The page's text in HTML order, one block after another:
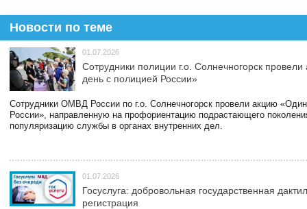
Новости по теме
01.07.2026
Сотрудники полиции г.о. Солнечногорск
день с полицией России»
Сотрудники ОМВД России по г.о. Солнечногорск провели акцию
России», направленную на профориентацию подрастающего
популяризацию службы в органах внутренних дел.
01.07.2026
Госуслуга: добровольная государственная
регистрация